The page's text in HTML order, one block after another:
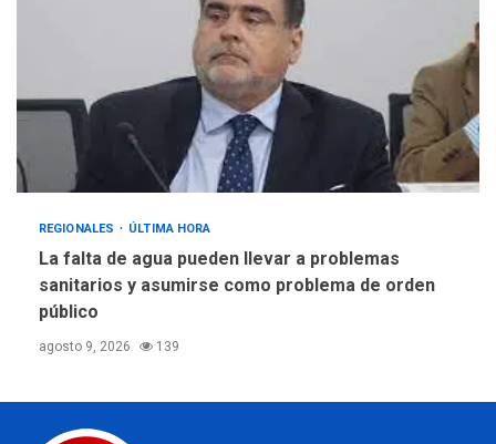
REGIONALES ÚLTIMA HORA
La falta de agua pueden llevar a problemas
sanitarios y asumirse como problema de orden
público
agosto 9, 2026 139